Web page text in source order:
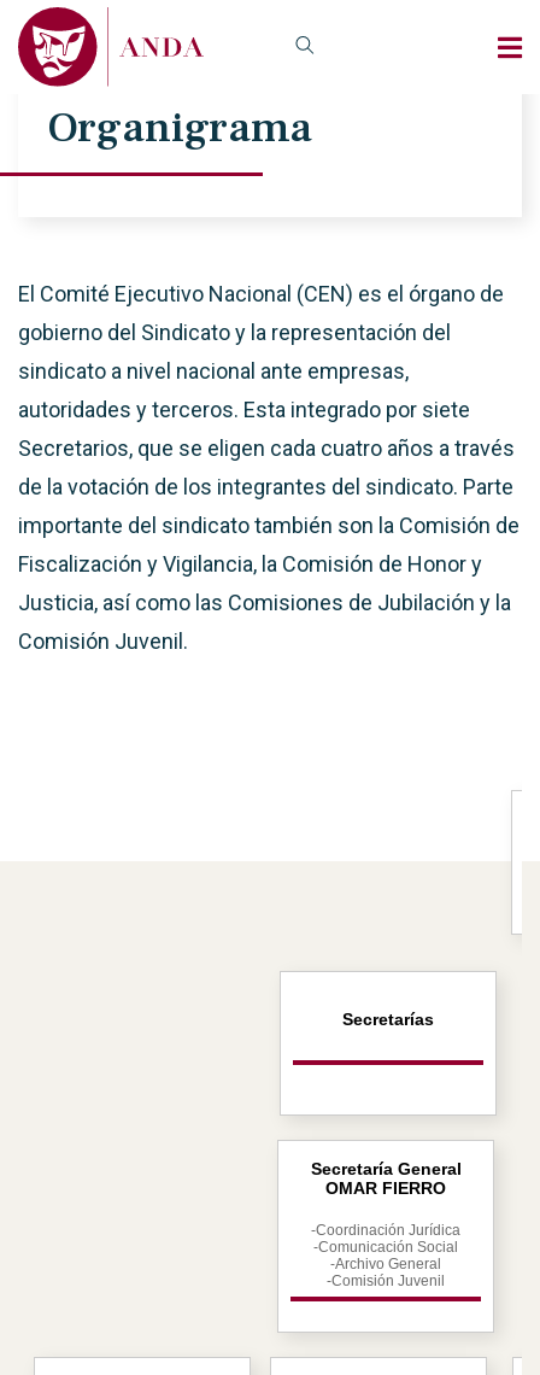
Organigrama
El Comité Ejecutivo Nacional (CEN) es el órgano de
gobierno del Sindicato y la representación del
sindicato a nivel nacional ante empresas,
autoridades y terceros. Esta integrado por siete
Secretarios, que se eligen cada cuatro años a través
de la votación de los integrantes del sindicato. Parte
importante del sindicato también son la Comisión de
Fiscalización y Vigilancia, la Comisión de Honor y
Justicia, así como las Comisiones de Jubilación y la
Comisión Juvenil.
Secretarías
Secretaría General
OMAR FIERRO
-Coordinación Jurídica
-Comunicación Social
-Archivo General
-Comisión Juvenil